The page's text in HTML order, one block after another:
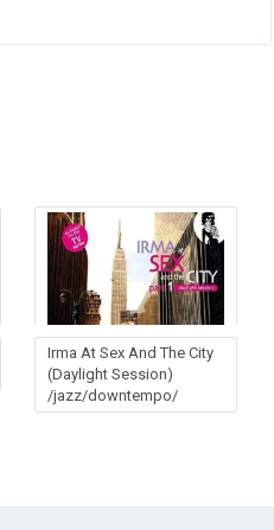
Irma At Sex And The City
(Daylight Session)
/jazz/downtempo/